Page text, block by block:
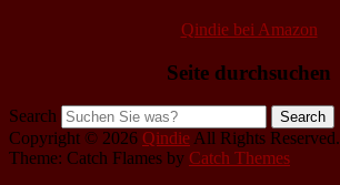
Qindie bei Amazon
Seite durchsuchen
Search
Copyright © 2026 Qindie All Rights Reserved.
Theme: Catch Flames by Catch Themes